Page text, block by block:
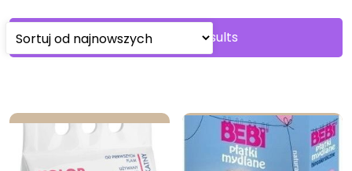
Showing all 2 resultsSorted
by